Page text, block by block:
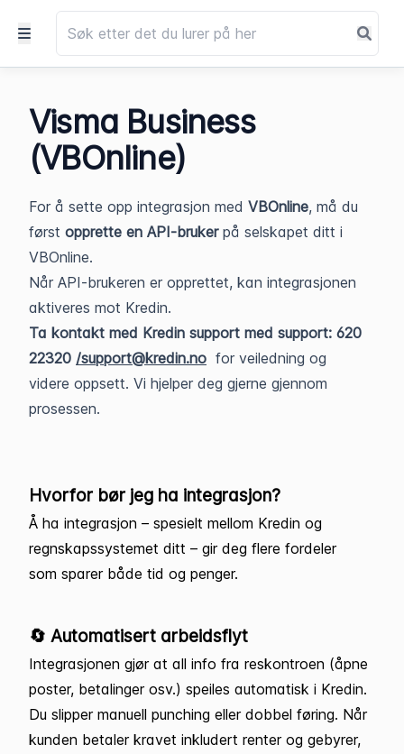
Visma Business
(VBOnline)
For å sette opp integrasjon med VBOnline, må du
først opprette en API-brukerpå selskapet ditt i
VBOnline.
Når API-brukeren er opprettet, kan integrasjonen
aktiveres mot Kredin.
Ta kontakt med Kredin support med support: 620
22320 /support@kredin.no for veiledning og
videre oppsett. Vi hjelper deg gjerne gjennom
prosessen.
Hvorfor bør jeg ha integrasjon?
Å ha integrasjon – spesielt mellom Kredin og
regnskapssystemet ditt – gir deg flere fordeler
som sparer både tid og penger.
🔄 Automatisert arbeidsflyt
Integrasjonen gjør at all info fra reskontroen (åpne
poster, betalinger osv.) speiles automatisk i Kredin.
Du slipper manuell punching eller dobbel føring. Når
kunden betaler kravet inkludert renter og gebyrer,